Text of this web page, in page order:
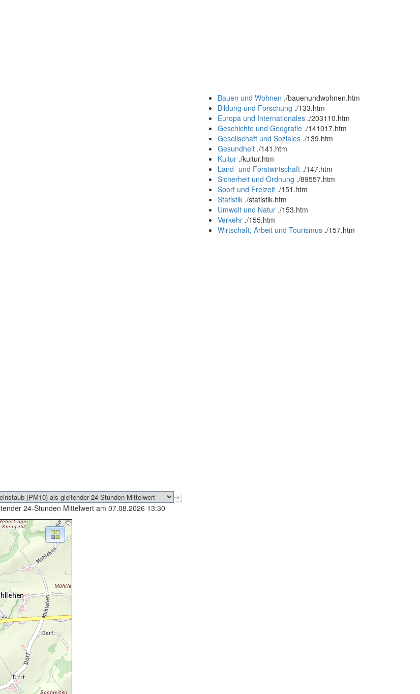
Bauen und Wohnen ./bauenundwohnen.htm
Bildung und Forschung ./133.htm
Europa und Internationales ./203110.htm
Geschichte und Geografie ./141017.htm
Gesellschaft und Soziales ./139.htm
Gesundheit ./141.htm
Kultur ./kultur.htm
Land- und Forstwirtschaft ./147.htm
Sicherheit und Ordnung ./89557.htm
Sport und Freizeit ./151.htm
Statistik ./statistik.htm
Umwelt und Natur ./153.htm
Verkehr ./155.htm
Wirtschaft, Arbeit und Tourismus ./157.htm
24-Stunden Mittelwert am 07.08.2026 13:30